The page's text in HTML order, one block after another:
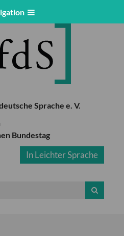
Sprache e. V.
Bundestag
In Leichter Sprache